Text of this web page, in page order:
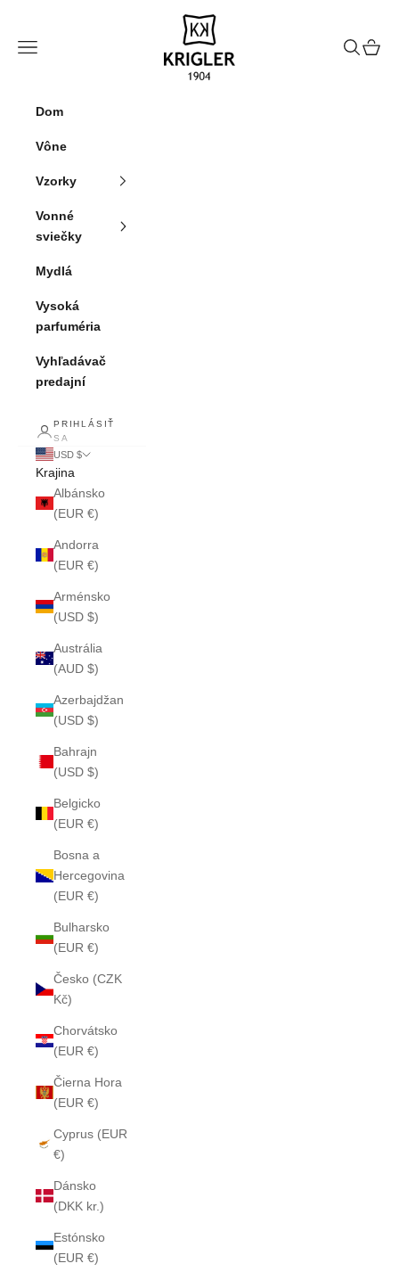
krigler
Menu
Hľadať
Košík
Dom
Vône
Vzorky
Vonné
sviečky
Mydlá
Vysoká
parfuméria
Vyhľadávač
predajní
PRIHLÁSIŤ
SA
USD $
Krajina
Albánsko
(EUR €)
Andorra
(EUR €)
Arménsko
(USD $)
Austrália
(AUD $)
Azerbajdžan
(USD $)
Bahrajn
(USD $)
Belgicko
(EUR €)
Bosna a
Hercegovina
(EUR €)
Bulharsko
(EUR €)
Česko (CZK
Kč)
Chorvátsko
(EUR €)
Čierna Hora
(EUR €)
Cyprus (EUR
€)
Dánsko
(DKK kr.)
Estónsko
(EUR €)